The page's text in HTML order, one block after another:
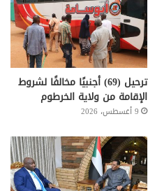
ترحيل (69) أجنبيًا مخالفًا لشروط
الإقامة من ولاية الخرطوم
9 أغسطس، 2026